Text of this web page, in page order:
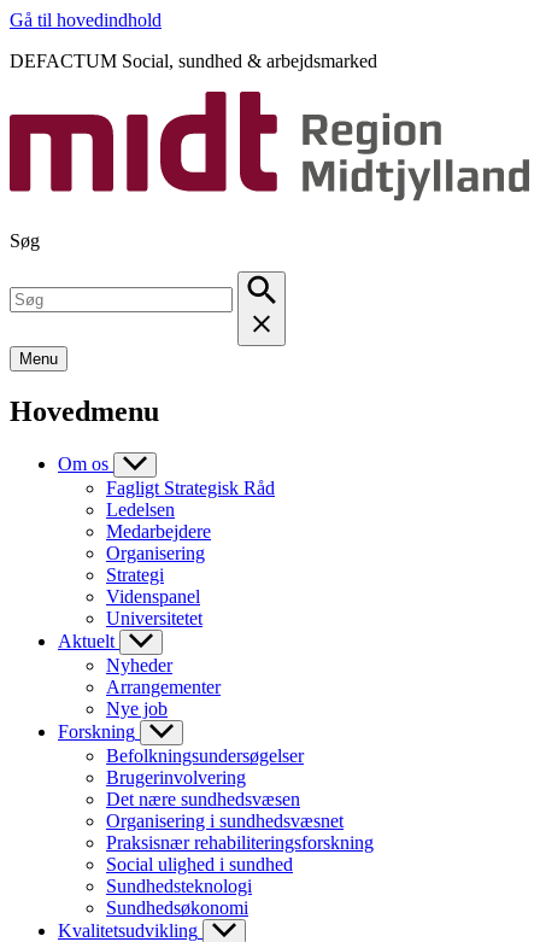
Gå til hovedindhold
DEFACTUM Social, sundhed & arbejdsmarked
Søg
Menu
Hovedmenu
Om os
Fagligt Strategisk Råd
Ledelsen
Medarbejdere
Organisering
Strategi
Videnspanel
Universitetet
Aktuelt
Nyheder
Arrangementer
Nye job
Forskning
Befolkningsundersøgelser
Brugerinvolvering
Det nære sundhedsvæsen
Organisering i sundhedsvæsnet
Praksisnær rehabiliteringsforskning
Social ulighed i sundhed
Sundhedsteknologi
Sundhedsøkonomi
Kvalitetsudvikling